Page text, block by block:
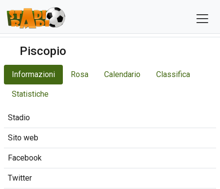
Piscopio
Informazioni Rosa Calendario Classifica
Statistiche
Stadio
Sito web
Facebook
Twitter